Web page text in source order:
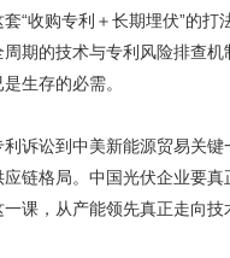
“收购专利＋长期埋伏”的
期的技术与专利风险排查
生存的必需。
利诉讼到中美新能源贸易关
链格局。中国光伏企业要
课，从产能领先真正走向